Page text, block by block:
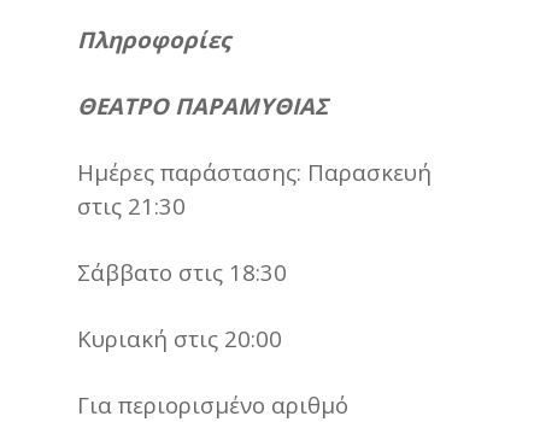
Πληροφορίες
ΘΕΑΤΡΟ ΠΑΡΑΜΥΘΙΑΣ
Ημέρες παράστασης: Παρασκευή
στις 21:30
Σάββατο στις 18:30
Κυριακή στις 20:00
Για περιορισμένο αριθμό